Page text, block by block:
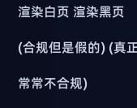
渲染白页 渲染黑页
(合规但是假的) (真
常常不合规)